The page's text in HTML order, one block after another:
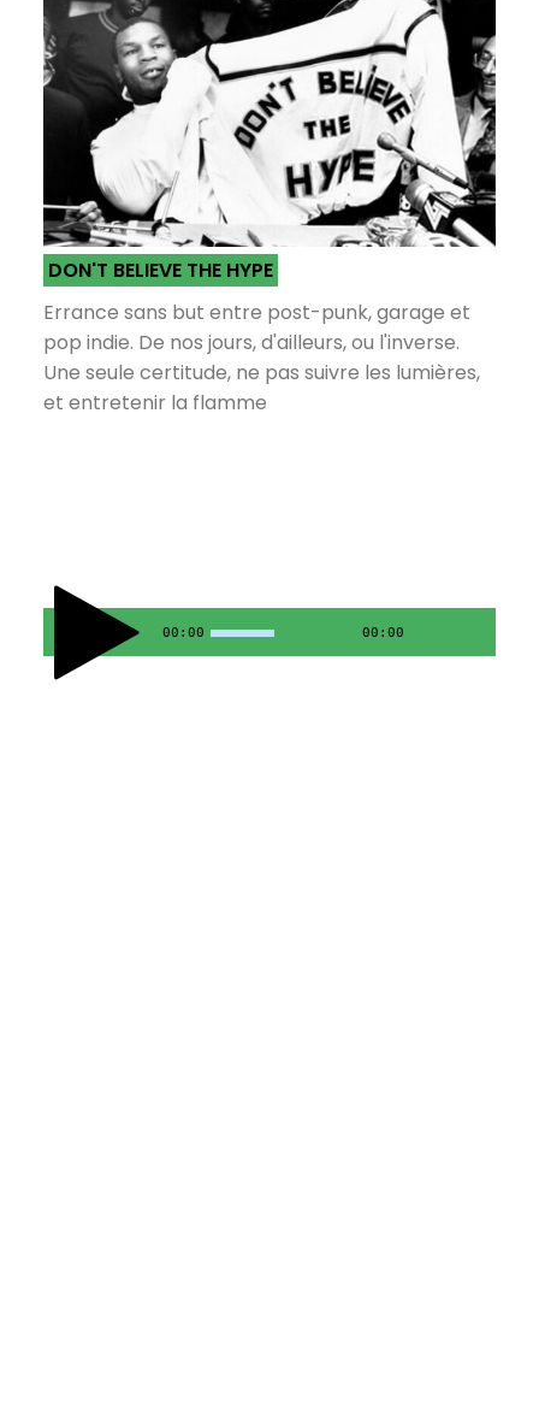
DON'T BELIEVE THE HYPE
Errance sans but entre post-punk, garage et
pop indie. De nos jours, d'ailleurs, ou l'inverse.
Une seule certitude, ne pas suivre les lumières,
et entretenir la flamme
00:00 00:00